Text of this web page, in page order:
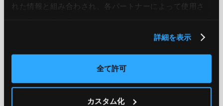
れた情報と組み合わされ、各パートナーによって使用さ
詳細を表示
全て許可
カスタム化
SECURITY OPTION
#AWS re:Invent 2019
#○○してみた
#自動化 #エンジニア
#エンジニア
#ダミー